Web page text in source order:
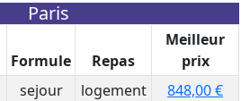
Paris
Formule Repas
Meilleur
prix
sejour
logement
848,00 €